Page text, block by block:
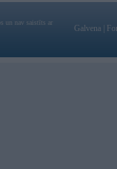
un nav saistīts ar
Galvena